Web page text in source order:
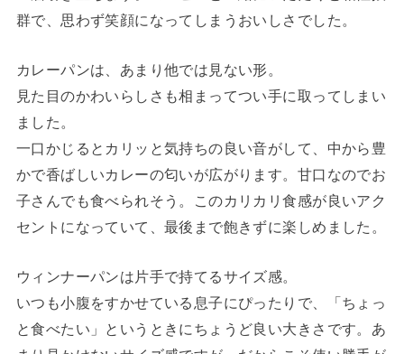
群で、思わず笑顔になってしまうおいしさでした。
カレーパンは、あまり他では見ない形。
見た目のかわいらしさも相まってつい手に取ってしまい
ました。
一口かじるとカリッと気持ちの良い音がして、中から豊
かで香ばしいカレーの匂いが広がります。甘口なのでお
子さんでも食べられそう。このカリカリ食感が良いアク
セントになっていて、最後まで飽きずに楽しめました。
ウィンナーパンは片手で持てるサイズ感。
いつも小腹をすかせている息子にぴったりで、「ちょっ
と食べたい」というときにちょうど良い大きさです。あ